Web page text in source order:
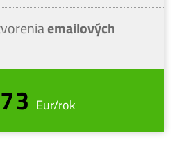
emailových
Eur/rok